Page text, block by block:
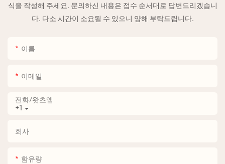
식을 작성해 주세요. 문의하신 내용은 접수 순서대로 답변드리겠습니
다. 다소 시간이 소요될 수 있으니 양해 부탁드립니다.
이름
이메일
+1
전화/왓츠앱
회사
함유량